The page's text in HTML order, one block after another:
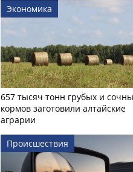
Экономика
657 тысяч тонн грубых и
кормов заготовили алтайские
аграрии
Происшествия